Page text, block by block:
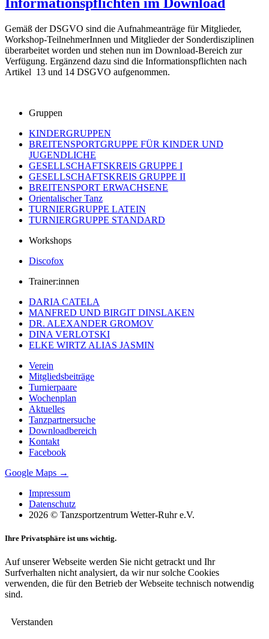
Informationspflichten im Download
Gemäß der DSGVO sind die Aufnahmeanträge für Mitglieder,
Workshop-TeilnehmerInnen und Mitglieder der Sonderdisziplinen
überarbeitet worden und stehen nun im Download-Bereich zur
Verfügung. Ergänzend dazu sind die Informationspflichten nach
Artikel 13 und 14 DSGVO aufgenommen.
Gruppen
KINDERGRUPPEN
BREITENSPORTGRUPPE FÜR KINDER UND
JUGENDLICHE
GESELLSCHAFTSKREIS GRUPPE I
GESELLSCHAFTSKREIS GRUPPE II
BREITENSPORT ERWACHSENE
Orientalischer Tanz
TURNIERGRUPPE LATEIN
TURNIERGRUPPE STANDARD
Workshops
Discofox
Trainer:innen
DARIA CATELA
MANFRED UND BIRGIT DINSLAKEN
DR. ALEXANDER GROMOV
DINA VERLOTSKI
ELKE WIRTZ ALIAS JASMIN
Verein
Mitgliedsbeiträge
Turnierpaare
Wochenplan
Aktuelles
Tanzpartnersuche
Downloadbereich
Kontakt
Facebook
Google Maps →
Impressum
Datenschutz
2026 © Tanzsportzentrum Wetter-Ruhr e.V.
Ihre Privatsphäre ist uns wichtig.
Auf unserer Webseite werden Sie nicht getrackt und Ihr
Surfverhalten nicht analysiert, da wir nur solche Cookies
verwenden, die für den Betrieb der Webseite technisch notwendig
sind.
Verstanden